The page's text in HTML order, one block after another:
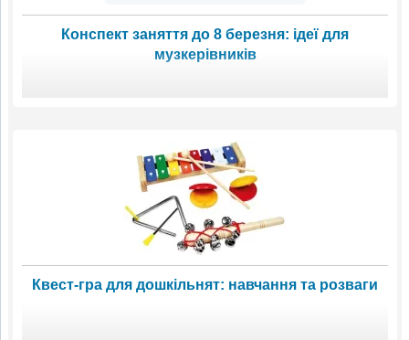
Конспект заняття до 8 березня: ідеї для
музкерівників
Квест-гра для дошкільнят: навчання та розваги